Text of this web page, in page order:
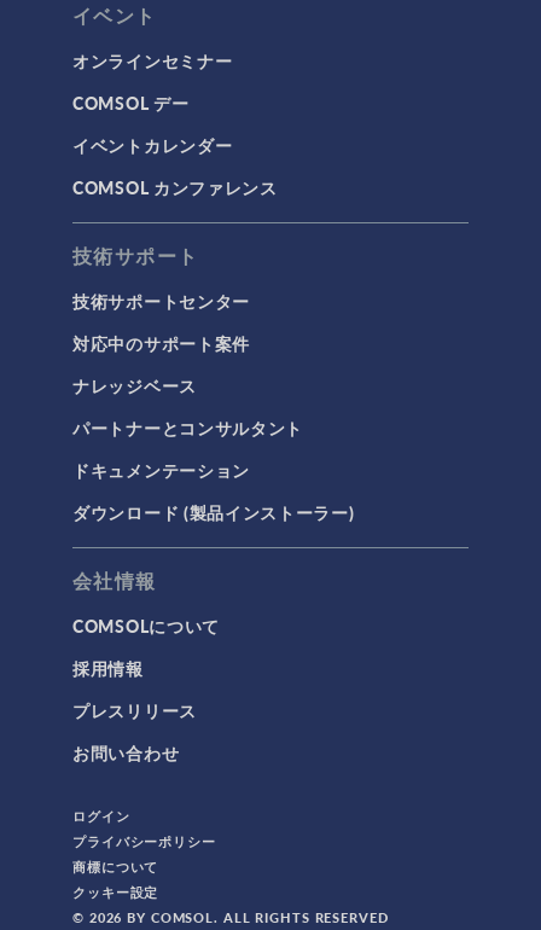
イベント
オンラインセミナー
COMSOL デー
イベントカレンダー
COMSOL カンファレンス
技術サポート
技術サポートセンター
対応中のサポート案件
ナレッジベース
パートナーとコンサルタント
ドキュメンテーション
ダウンロード (製品インストーラー)
会社情報
COMSOLについて
採用情報
プレスリリース
お問い合わせ
ログイン
プライバシーポリシー
商標について
クッキー設定
© 2026 BY COMSOL. ALL RIGHTS RESERVED